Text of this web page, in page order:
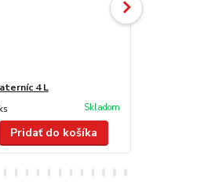
4 L
Skladom
Pridať do košíka